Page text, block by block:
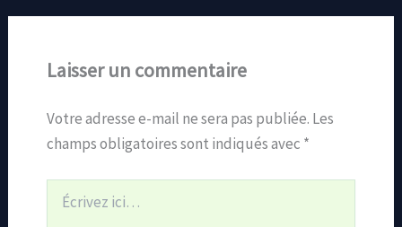
Laisser un commentaire
Votre adresse e-mail ne sera pas publiée. Les
champs obligatoires sont indiqués avec *
ici…